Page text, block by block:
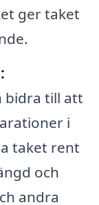
ger taket
bidra till att
i
taket rent
och
andra